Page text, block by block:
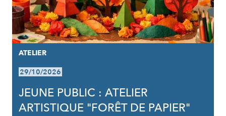
ATELIER
29/10/2026
JEUNE PUBLIC : ATELIER
ARTISTIQUE "FORÊT DE PAPIER"